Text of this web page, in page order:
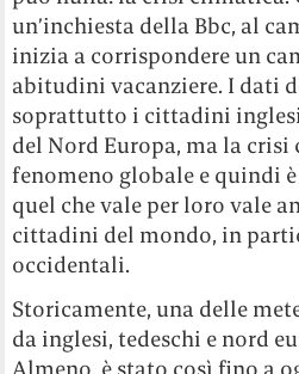
un’inchiesta della Bbc, al
inizia a corrispondere un
abitudini vacanziere. I dati
soprattutto i cittadini
del Nord Europa, ma la
fenomeno globale e quindi
quel che vale per loro vale
cittadini del mondo, in
occidentali.
Storicamente, una delle
da inglesi, tedeschi e nord